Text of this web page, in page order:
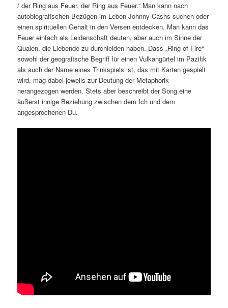
/ der Ring aus Feuer, der Ring aus Feuer.“ Man kann nach
autobiografischen Bezügen im Leben Johnny Cashs suchen oder
einen spirituellen Gehalt in den Versen entdecken. Man kann das
Feuer einfach als Leidenschaft deuten, aber auch im Sinne der
Qualen, die Liebende zu durchleiden haben. Dass „Ring of Fire“
sowohl der geografische Begriff für einen Vulkangürtel im Pazifik
als auch der Name eines Trinkspiels ist, das mit Karten gespielt
wird, mag dabei jeweils zur Deutung der Metaphorik
herangezogen werden. Stets aber beschreibt der Song eine
äußerst innige Beziehung zwischen dem Ich und dem
angesprochenen Du.